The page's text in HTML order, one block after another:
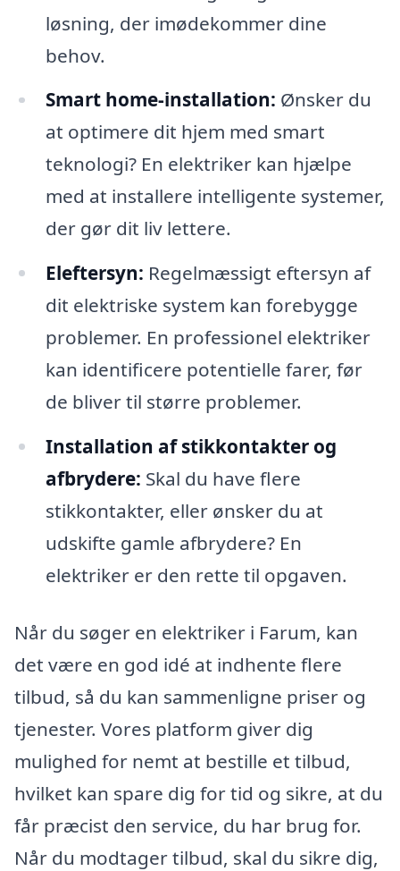
løsning, der imødekommer dine
behov.
Smart home-installation: Ønsker du
at optimere dit hjem med smart
teknologi? En elektriker kan hjælpe
med at installere intelligente systemer,
der gør dit liv lettere.
Eleftersyn: Regelmæssigt eftersyn af
dit elektriske system kan forebygge
problemer. En professionel elektriker
kan identificere potentielle farer, før
de bliver til større problemer.
Installation af stikkontakter og
afbrydere: Skal du have flere
stikkontakter, eller ønsker du at
udskifte gamle afbrydere? En
elektriker er den rette til opgaven.
Når du søger en elektriker i Farum, kan
det være en god idé at indhente flere
tilbud, så du kan sammenligne priser og
tjenester. Vores platform giver dig
mulighed for nemt at bestille et tilbud,
hvilket kan spare dig for tid og sikre, at du
får præcist den service, du har brug for.
Når du modtager tilbud, skal du sikre dig,